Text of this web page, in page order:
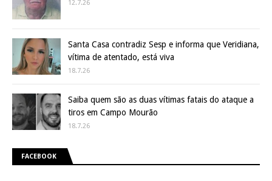
12.7.26
Santa Casa contradiz Sesp e informa que Veridiana,
vítima de atentado, está viva
18.7.26
Saiba quem são as duas vítimas fatais do ataque a
tiros em Campo Mourão
18.7.26
FACEBOOK